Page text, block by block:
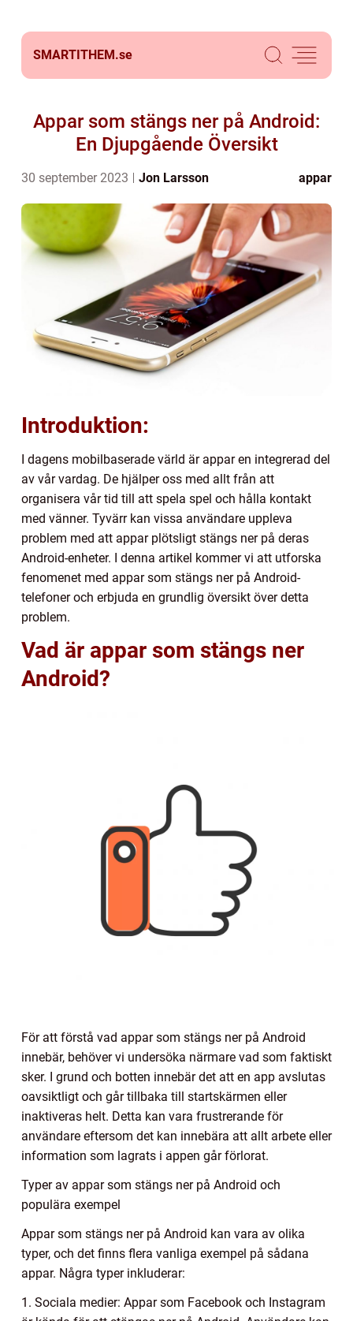
SMARTITHEM.se
Appar som stängs ner på Android:
En Djupgående Översikt
30 september 2023 Jon Larsson appar
Introduktion:
I dagens mobilbaserade värld är appar en integrerad del
av vår vardag. De hjälper oss med allt från att
organisera vår tid till att spela spel och hålla kontakt
med vänner. Tyvärr kan vissa användare uppleva
problem med att appar plötsligt stängs ner på deras
Android-enheter. I denna artikel kommer vi att utforska
fenomenet med appar som stängs ner på Android-
telefoner och erbjuda en grundlig översikt över detta
problem.
Vad är appar som stängs ner
Android?
För att förstå vad appar som stängs ner på Android
innebär, behöver vi undersöka närmare vad som faktiskt
sker. I grund och botten innebär det att en app avslutas
oavsiktligt och går tillbaka till startskärmen eller
inaktiveras helt. Detta kan vara frustrerande för
användare eftersom det kan innebära att allt arbete eller
information som lagrats i appen går förlorat.
Typer av appar som stängs ner på Android och
populära exempel
Appar som stängs ner på Android kan vara av olika
typer, och det finns flera vanliga exempel på sådana
appar. Några typer inkluderar:
1. Sociala medier: Appar som Facebook och Instagram